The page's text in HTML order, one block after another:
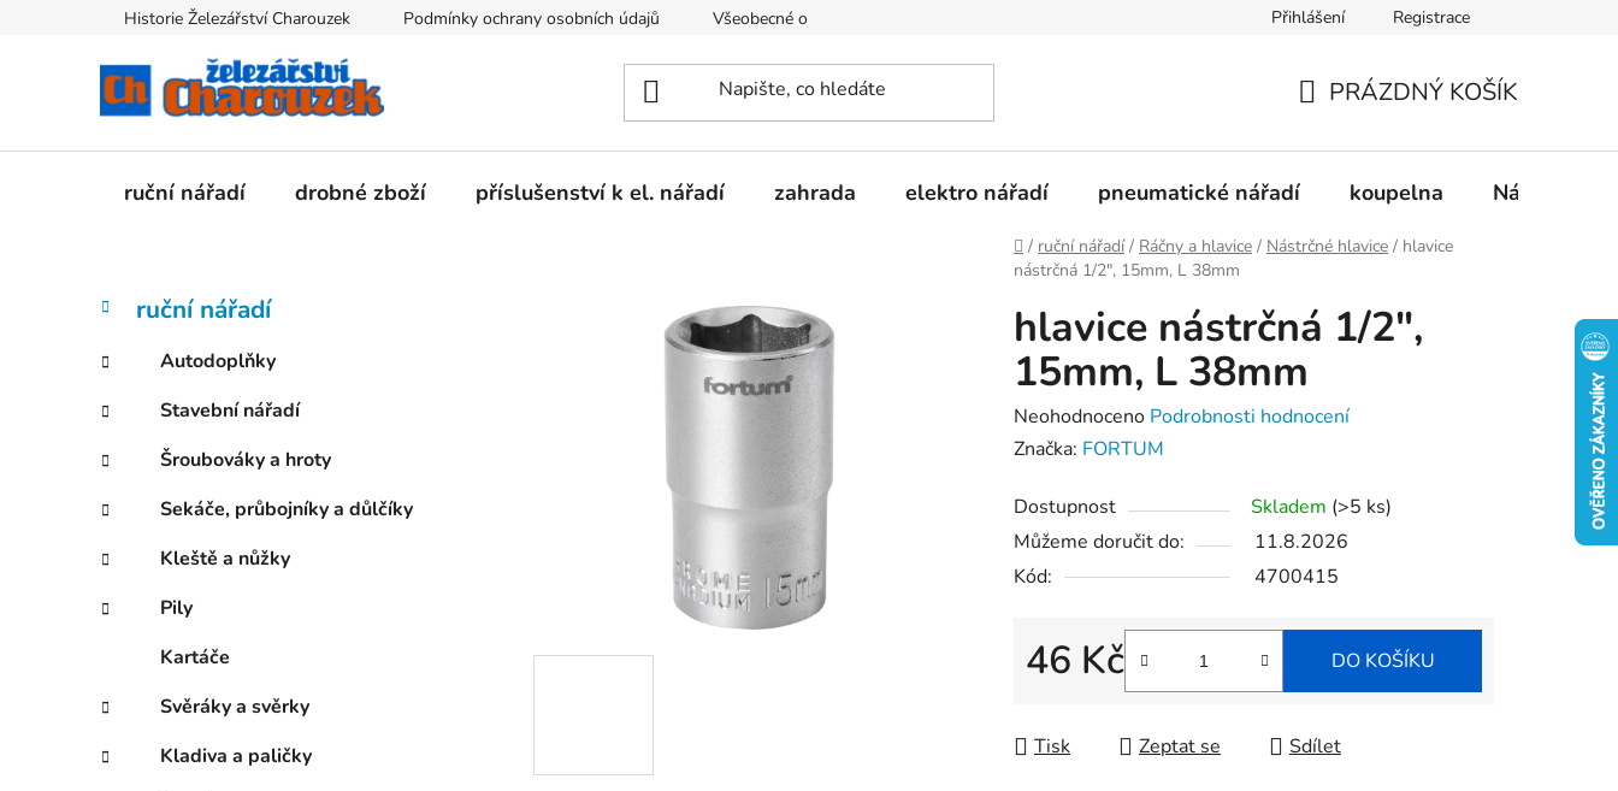
Historie Železářství Charouzek Podmínky ochrany osobních údajů Všeobecné obchodní podmínky Doprava a platba Kontakty
Přihlášení Registrace
KOŠÍK
PRÁZDNÝ KOŠÍK
ruční nářadí drobné zboží příslušenství k el. nářadí zahrada elektro nářadí pneumatické nářadí koupelna Nádobí
Domů
/ ruční nářadí / Ráčny a hlavice / Nástrčné hlavice / hlavice
nástrčná 1/2", 15mm, L 38mm
P
s
r
a
n
í
p
a
l
Přeskočit
kategorie
K
a
e
g
o
r
e
ruční nářadí
Autodoplňky
Stavební nářadí
Šroubováky a hroty
Sekáče, průbojníky a důlčíky
Kleště a nůžky
Pily
Kartáče
Svěráky a svěrky
Kladiva a paličky
hlavice nástrčná 1/2",
15mm, L 38mm
Průměrné
hodnocení
je
0,0
z
hvězdiček.
Neohodnoceno Podrobnosti hodnocení
Značka: FORTUM
Dostupnost Skladem (>5 ks)
Můžeme doručit do:
11.8.2026
Kód:
4700415
46 Kč
Měrná cena:
DO KOŠÍKU
Tisk Zeptat se Sdílet